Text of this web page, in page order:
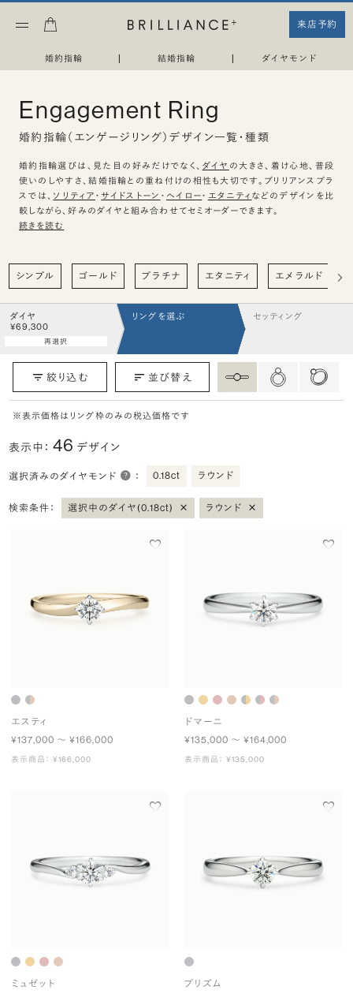
来店予約
婚約指輪 | 結婚指輪 | ダイヤモンド
Engagement Ring
婚約指輪（エンゲージリング）デザイン一覧・種類
婚約指輪選びは、見た目の好みだけでなく、 ダイヤ の大きさ、着け心地、普段
使いのしやすさ、結婚指輪との重ね付けの相性も大切です。ブリリアンスプラ
スでは、 ソリティア ・ サイドストーン ・ ヘイロー・ エタニティ などのデザインを比
較しながら、好みのダイヤと組み合わせてセミオーダーできます。
続きを読む
シンプル ゴールド プラチナ エタニティ エメラルド
ダイヤ
¥69,300
再選択
リングを選ぶ セッティング
絞り込む 並び替え
※表示価格はリング枠のみの税込価格です
表示中：46 デザイン
選択済みのダイヤモンド ： 0.18ct ラウンド
検索条件： 選択中のダイヤ(0.18ct) × ラウンド ×
エスティ
¥137,000 〜 ¥166,000
表示商品： ¥166,000
ドマーニ
¥135,000 〜 ¥164,000
表示商品： ¥135,000
ミュゼット
プリズム